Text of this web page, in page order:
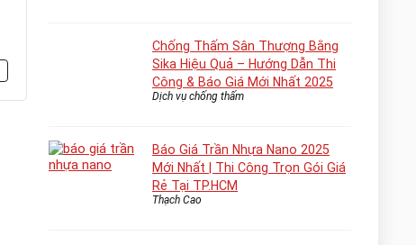
Chống Thấm Sân Thượng Bằng
Sika Hiệu Quả – Hướng Dẫn Thi
Công & Báo Giá Mới Nhất 2025
Dịch vụ chống thấm
Báo Giá Trần Nhựa Nano 2025
Mới Nhất | Thi Công Trọn Gói Giá
Rẻ Tại TP.HCM
Thạch Cao